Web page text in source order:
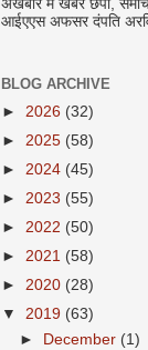
अखबार में खबर छपी,
आईएएस अफसर दंपति
BLOG ARCHIVE
► 2026 (32)
► 2025 (58)
► 2024 (45)
► 2023 (55)
► 2022 (50)
► 2021 (58)
► 2020 (28)
▼ 2019 (63)
►
December (1)